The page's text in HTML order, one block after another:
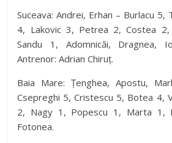
Suceava: Andrei, Erhan – Burlacu 5,
4, Lakovic 3, Petrea 2, Costea
Sandu 1, Adomnicăi, Dragnea,
Antrenor: Adrian Chiruț.
Baia Mare: Țenghea, Apostu,
Csepreghi 5, Cristescu 5, Botea 4,
2, Nagy 1, Popescu 1, Marta 1,
Fotonea.